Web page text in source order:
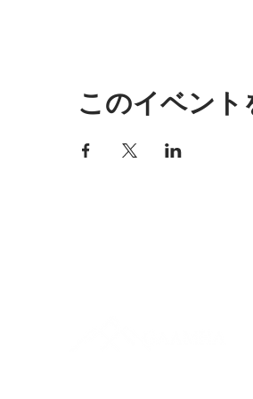
このイベント